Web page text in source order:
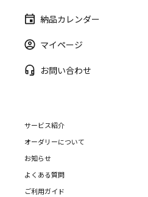
納品カレンダー
マイページ
お問い合わせ
サービス紹介
オーダリーについて
お知らせ
よくある質問
ご利用ガイド